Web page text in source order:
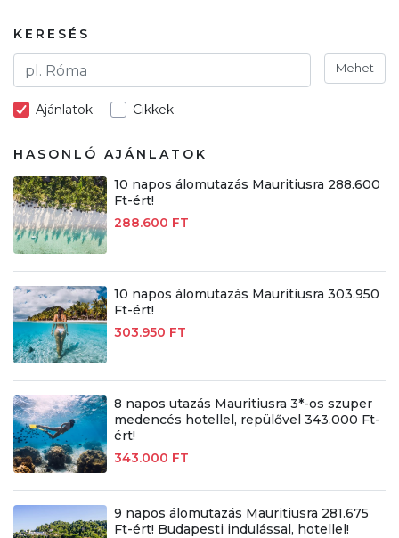
KERESÉS
Mehet
Ajánlatok Cikkek
HASONLÓ AJÁNLATOK
10 napos álomutazás Mauritiusra 288.600
Ft-ért!
288.600 FT
10 napos álomutazás Mauritiusra 303.950
Ft-ért!
303.950 FT
8 napos utazás Mauritiusra 3*-os szuper
medencés hotellel, repülővel 343.000 Ft-
ért!
343.000 FT
9 napos álomutazás Mauritiusra 281.675
Ft-ért! Budapesti indulással, hotellel!